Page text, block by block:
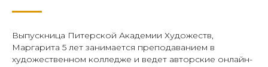
Выпускница Питерской Академии Художеств,
Маргарита 5 лет занимается преподаванием в
художественном колледже и ведет авторские онлайн-